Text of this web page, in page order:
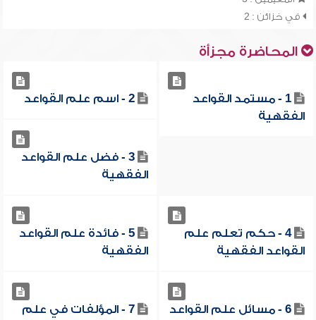
في خزائن : 2
المحاضرة مجزأة
1 - مستمد القواعد
الفقهية
2 - اسم علم القواعد
3 - فضل علم القواعد
الفقهية
4 - حكم تعلم علم
القواعد الفقهية
5 - فائدة علم القواعد
الفقهية
6 - مسائل علم القواعد
7 - المؤلفات في علم